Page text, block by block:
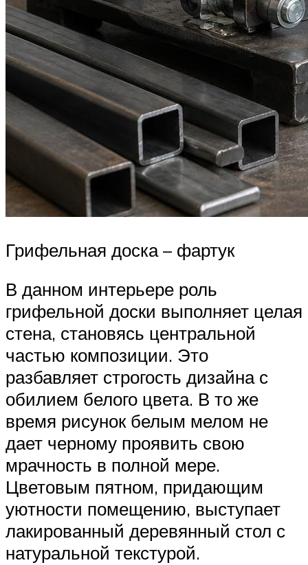
Грифельная доска – фартук
В данном интерьере роль
грифельной доски выполняет целая
стена, становясь центральной
частью композиции. Это
разбавляет строгость дизайна с
обилием белого цвета. В то же
время рисунок белым мелом не
дает черному проявить свою
мрачность в полной мере.
Цветовым пятном, придающим
уютности помещению, выступает
лакированный деревянный стол с
натуральной текстурой.